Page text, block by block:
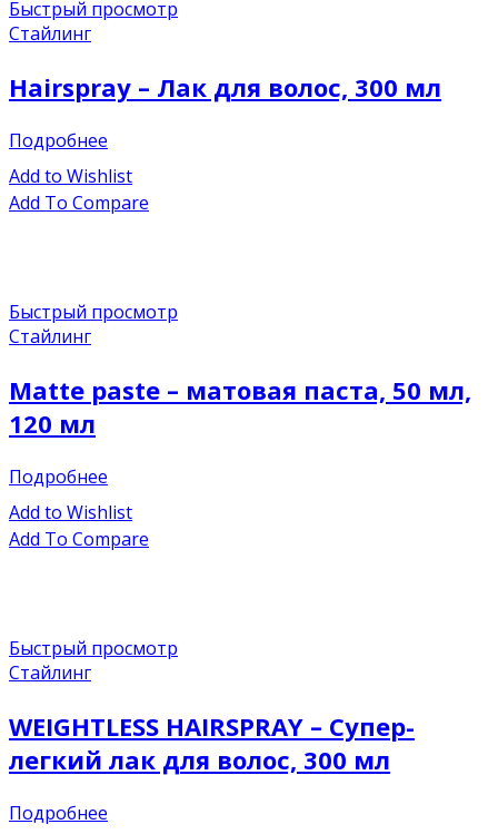
Быстрый просмотр
Стайлинг
Hairspray – Лак для волос, 300 мл
Подробнее
Add to Wishlist
Add To Compare
Быстрый просмотр
Стайлинг
Matte paste – матовая паста, 50 мл,
120 мл
Подробнее
Add to Wishlist
Add To Compare
Быстрый просмотр
Стайлинг
WEIGHTLESS HAIRSPRAY – Супер-
легкий лак для волос, 300 мл
Подробнее